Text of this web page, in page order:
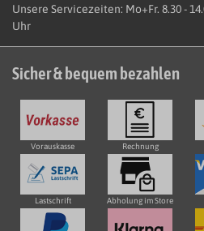
Unsere Servicezeiten: Mo+Fr. 8.30 -
Uhr
Sicher & bequem bezahlen
Vorauskasse Rechnung
Lastschrift Abholung im Store